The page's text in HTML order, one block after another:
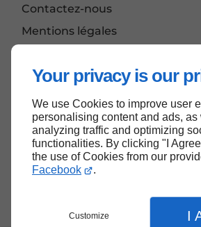
Your privacy is our
We use Cookies to improve user
personalising content and ads, as
analyzing traffic and optimizing
functionalities. By clicking "I
the use of Cookies from our
Facebook
.
Customize I
Contactez-nous
Mentions légales
Haut de page